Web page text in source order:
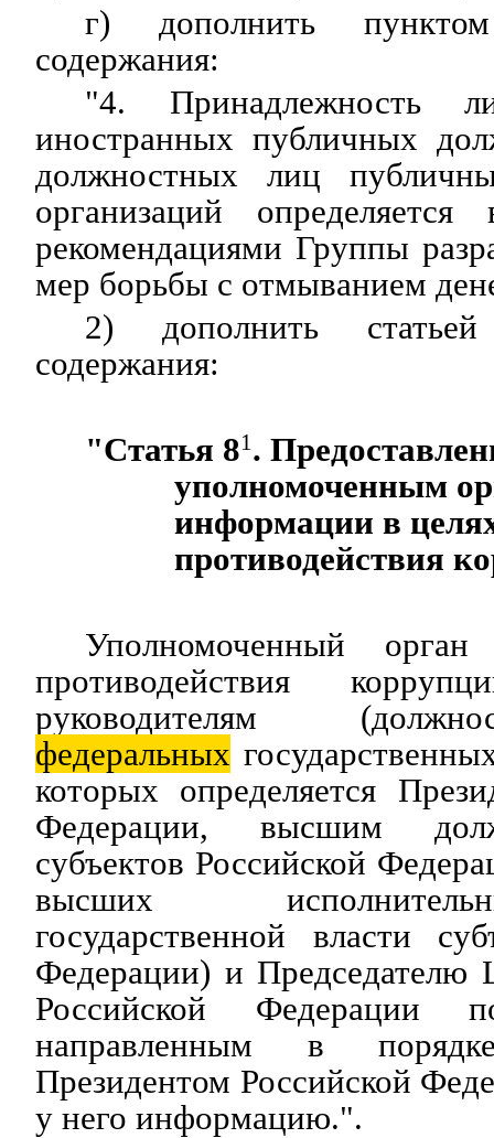
г) дополнить
содержания:
"4. Принадлежность
иностранных публичных
должностных лиц
организаций
рекомендациями Группы
мер борьбы с отмыванием
2) дополнить
содержания:
"Статья 81 .
уполномоченным
информации в
противодействия
Уполномоченный
противодействия
руководителям
федеральных
которых определяется
Федерации, высшим
субъектов Российской
высших
государственной власти
Федерации) и Председателю
Российской Федерации
направленным в
Президентом Российской
у него информацию.".